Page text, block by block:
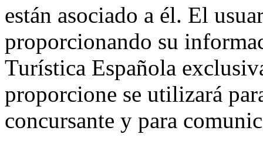
están asociado a él. El
proporcionando su
Turística Española
proporcione se utilizará
concursante y para